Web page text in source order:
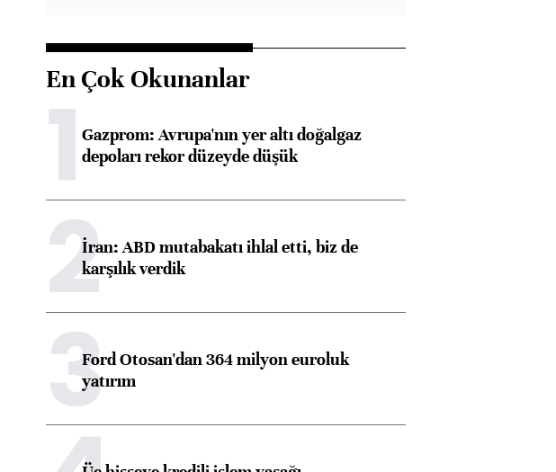
En Çok Okunanlar
1Gazprom: Avrupa'nın yer altı doğalgaz
depoları rekor düzeyde düşük
2İran: ABD mutabakatı ihlal etti, biz de
karşılık verdik
3Ford Otosan'dan 364 milyon euroluk
yatırım